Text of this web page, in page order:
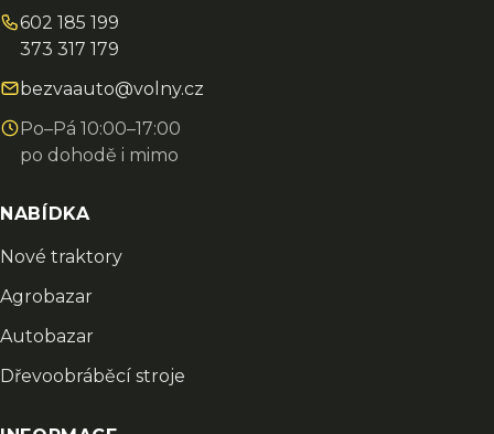
602 185 199
373 317 179
bezvaauto@volny.cz
Po–Pá 10:00–17:00
po dohodě i mimo
NABÍDKA
Nové traktory
Agrobazar
Autobazar
Dřevoobráběcí stroje